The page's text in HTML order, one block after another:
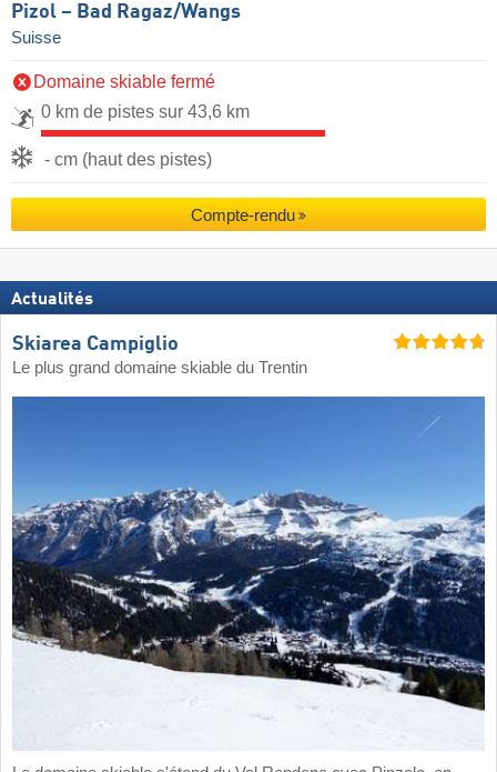
Pizol – Bad Ragaz/​Wangs
Suisse
Domaine skiable fermé
0 km de pistes sur 43,6 km
- cm (haut des pistes)
Compte-rendu
Actualités
Skiarea Campiglio
Le plus grand domaine skiable du Trentin